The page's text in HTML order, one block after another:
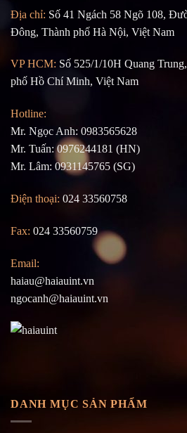
Địa chỉ: Số 41 Ngách 58 Ngõ 108,
Đông, Thành phố Hà Nội, Việt Nam
VP HCM: Số 525/1/10H Quang
phố Hồ Chí Minh, Việt Nam
Hotline:
Mr. Ngọc Anh: 0983565628
Mr. Tuấn: 0976244181 (HN)
Mr. Lâm: 0931145765 (SG)
Điện thoại: 024 33560758
Fax: 024 33560759
Email:
haiau@haiauint.vn
ngocanh@haiauint.vn
DANH MỤC SẢN PHẨM